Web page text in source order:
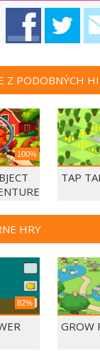
Z PODOBNÝCH
100%
TAP
HRY
82%
GROW